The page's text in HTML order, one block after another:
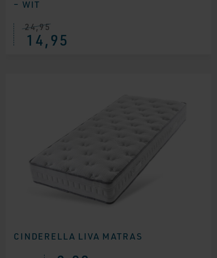
– WIT
24,95
14,95
CINDERELLA LIVA MATRAS